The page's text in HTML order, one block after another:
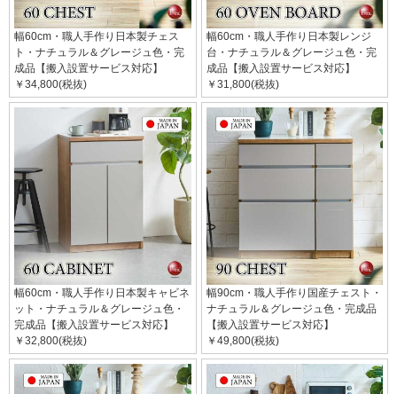
幅60cm・職人手作り日本製チェス
ト・ナチュラル＆グレージュ色・完
成品【搬入設置サービス対応】
￥34,800(税抜)
幅60cm・職人手作り日本製レンジ
台・ナチュラル＆グレージュ色・完
成品【搬入設置サービス対応】
￥31,800(税抜)
幅60cm・職人手作り日本製キャビネ
ット・ナチュラル＆グレージュ色・
完成品【搬入設置サービス対応】
￥32,800(税抜)
幅90cm・職人手作り国産チェスト・
ナチュラル＆グレージュ色・完成品
【搬入設置サービス対応】
￥49,800(税抜)